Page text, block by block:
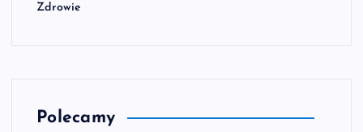
Zdrowie
Polecamy